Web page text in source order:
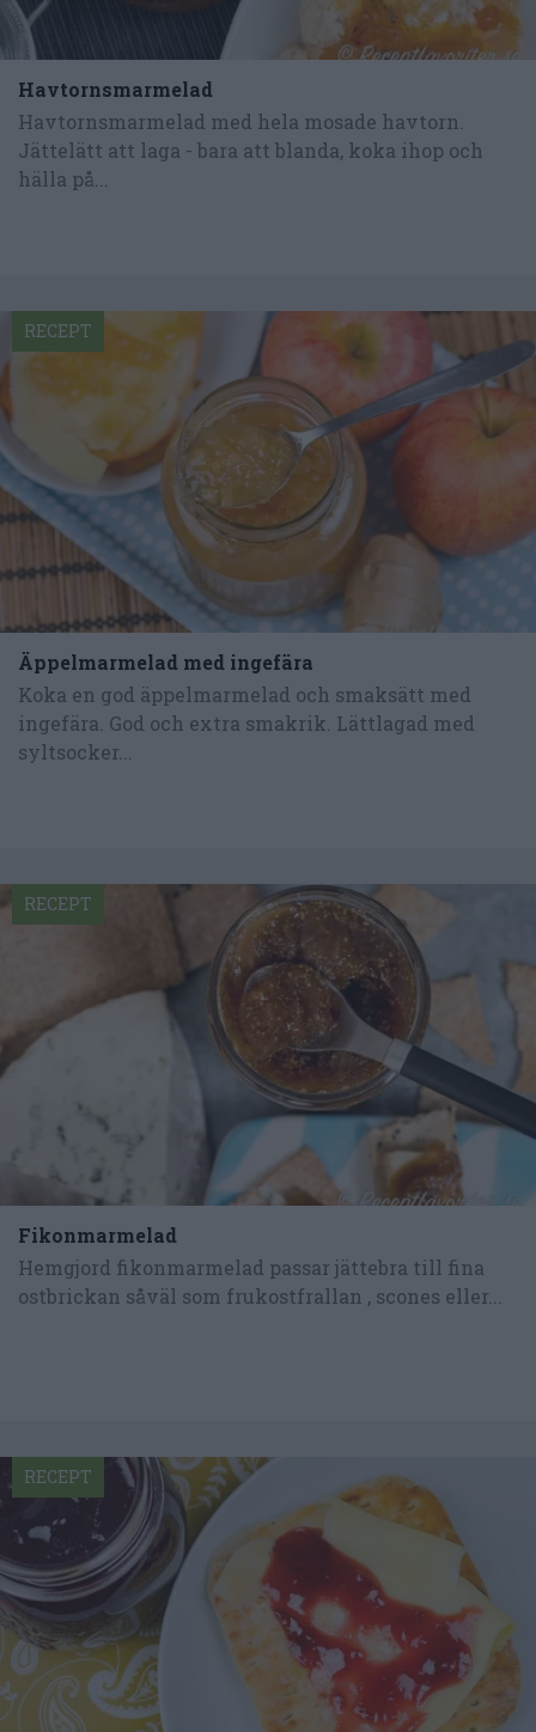
Havtornsmarmelad
Havtornsmarmelad med hela mosade havtorn.
Jättelätt att laga - bara att blanda, koka ihop och
hälla på...
Äppelmarmelad med ingefära
Koka en god äppelmarmelad och smaksätt med
ingefära. God och extra smakrik. Lättlagad med
syltsocker...
RECEPT
Fikonmarmelad
Hemgjord fikonmarmelad passar jättebra till fina
ostbrickan såväl som frukostfrallan , scones eller...
RECEPT
RECEPT